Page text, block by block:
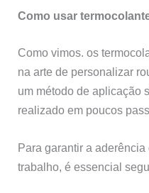
Como usar
Como vimos. os
na arte de personalizar
um método de aplicação
realizado em poucos
Para garantir a
trabalho, é essencial